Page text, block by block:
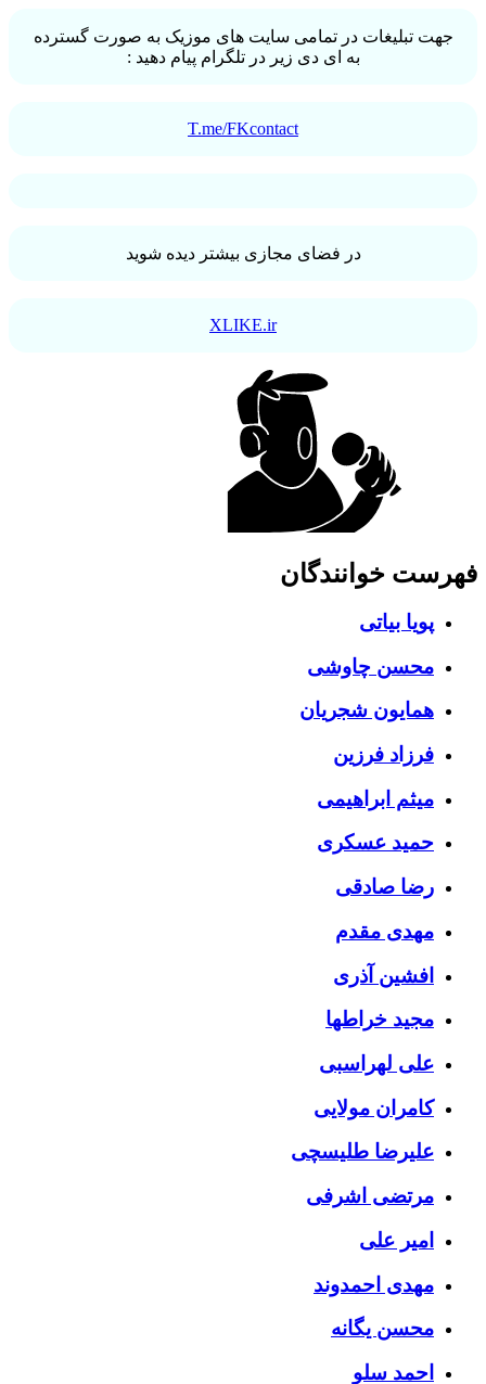
جهت تبلیغات در تمامی سایت های موزیک به صورت گسترده
به ای دی زیر در تلگرام پیام دهید :
T.me/FKcontact
در فضای مجازی بیشتر دیده شوید
XLIKE.ir
فهرست خوانندگان
پویا بیاتی
محسن چاوشی
همایون شجریان
فرزاد فرزین
میثم ابراهیمی
حمید عسکری
رضا صادقی
مهدی مقدم
افشین آذری
مجید خراطها
علی لهراسبی
کامران مولایی
علیرضا طلیسچی
مرتضی اشرفی
امیر علی
مهدی احمدوند
محسن یگانه
احمد سلو